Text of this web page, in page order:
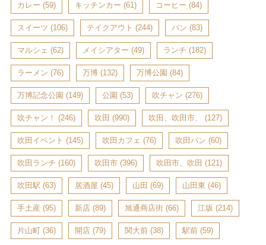
カレー (59) キッチンカー (61) コーヒー (84)
スイーツ (106) テイクアウト (244) パン (83)
マルシェ (62) メイシアター (49) ランチ (182)
ラーメン (76) 万博 (132) 万博公園 (84)
万博記念公園 (149) 公園 (53) 吹チャン (276)
吹チャン！ (246) 吹田 (990) 吹田、吹田市、 (127)
吹田イベント (145) 吹田カフェ (76) 吹田パン (60)
吹田ランチ (160) 吹田市 (396) 吹田市、吹田 (121)
吹田駅 (63) 居酒屋 (45) 山田 (69) 山田東 (46)
手土産 (95) 新店 (89) 旭通商店街 (66) 江坂 (214)
片山町 (36) 開店 (79) 関大前 (38) 駅前 (59)